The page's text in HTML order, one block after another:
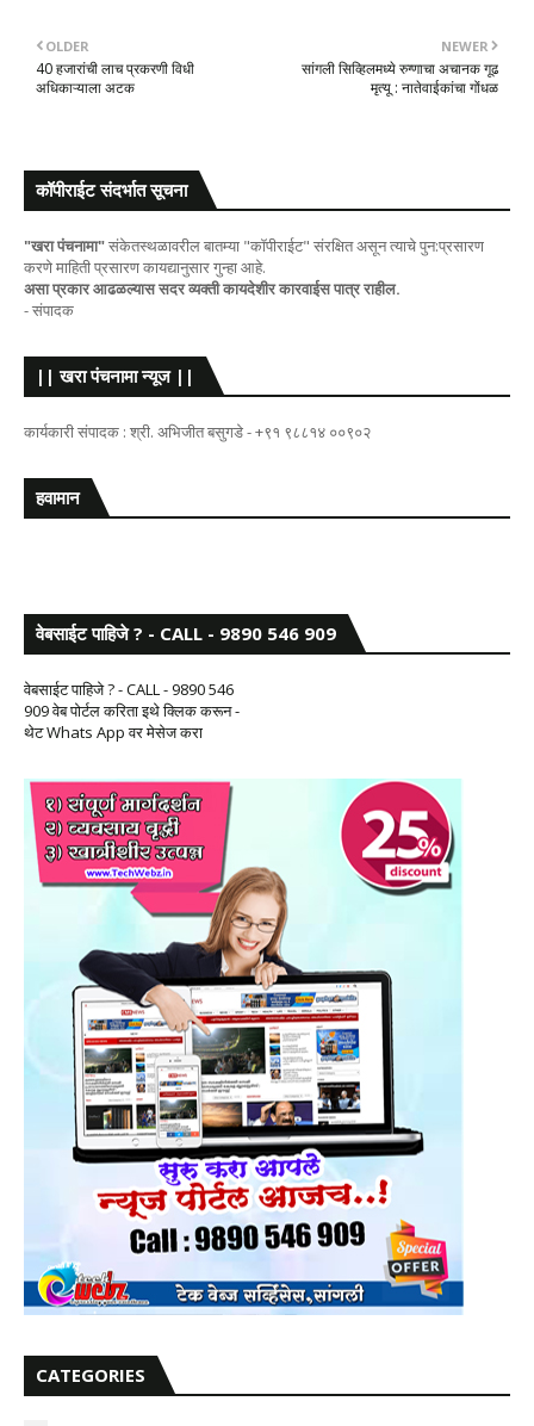
NEWER
सांगली सिव्हिलमध्ये रुग्णाचा अचानक गूढ
मृत्यू : नातेवाईकांचा गोंधळ
OLDER
40 हजारांची लाच प्रकरणी विधी
अधिकाऱ्याला अटक
कॉपीराईट संदर्भात सूचना
"खरा पंचनामा"संकेतस्थळावरील बातम्या "कॉपीराईट" संरक्षित असून त्याचे पुन:प्रसारण
करणे माहिती प्रसारण कायद्यानुसार गुन्हा आहे.
असा प्रकार आढळल्यास सदर व्यक्ती कायदेशीर कारवाईस पात्र राहील.
- संपादक
|| खरा पंचनामा न्यूज ||
कार्यकारी संपादक : श्री. अभिजीत बसुगडे - +९१ ९८८१४ ००९०२
हवामान
वेबसाईट पाहिजे ? - CALL - 9890 546 909
वेबसाईट पाहिजे ? - CALL - 9890 546
909 वेब पोर्टल करिता इथे क्लिक करून -
थेट Whats App वर मेसेज करा
CATEGORIES